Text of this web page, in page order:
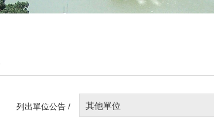
列出單位公告 / 其他單位